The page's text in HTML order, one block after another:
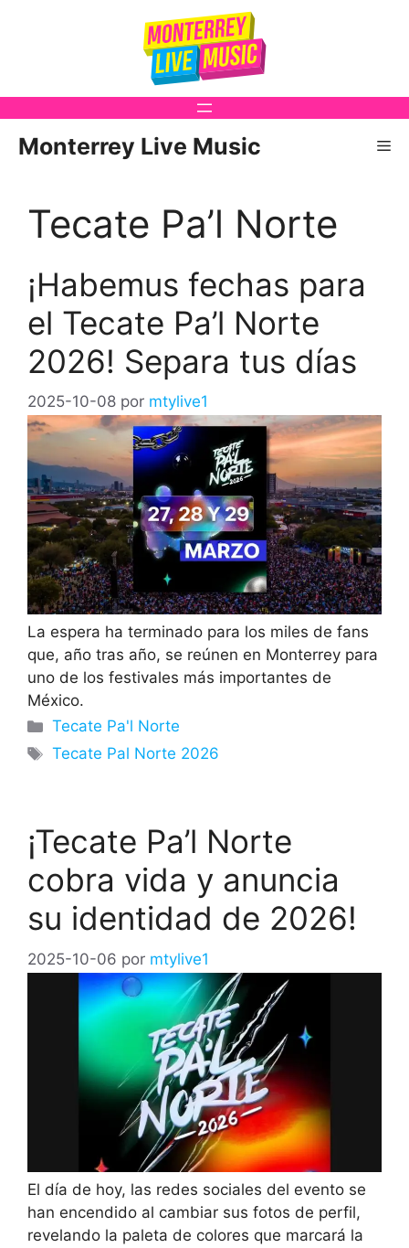
Monterrey Live Music
Tecate Pa’l Norte
¡Habemus fechas para
el Tecate Pa’l Norte
2026! Separa tus días
2025-10-08 por mtylive1
La espera ha terminado para los miles de fans
que, año tras año, se reúnen en Monterrey para
uno de los festivales más importantes de
México.
Categorías
Tecate Pa'l Norte
Etiquetas
Tecate Pal Norte 2026
¡Tecate Pa’l Norte
cobra vida y anuncia
su identidad de 2026!
2025-10-06 por mtylive1
El día de hoy, las redes sociales del evento se
han encendido al cambiar sus fotos de perfil,
revelando la paleta de colores que marcará la